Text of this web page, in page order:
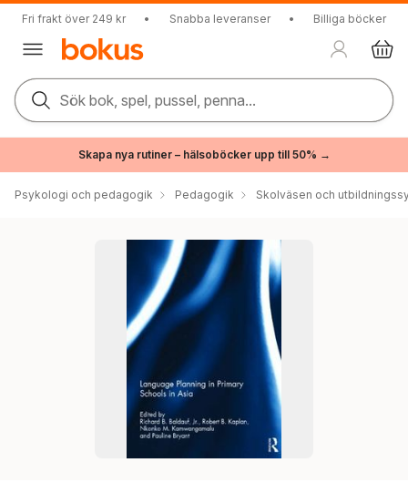
Fri frakt över 249 kr • Snabba leveranser • Billiga böcker
Sök bok, spel, pussel, penna...
Skapa nya rutiner – hälsoböcker upp till 50% →
Psykologi och pedagogik Pedagogik Skolväsen och